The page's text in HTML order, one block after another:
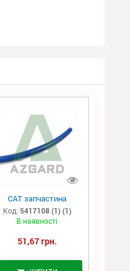
САТ запчастина
Код: 5417108 (1) (1)
В наявності
51,67 грн.